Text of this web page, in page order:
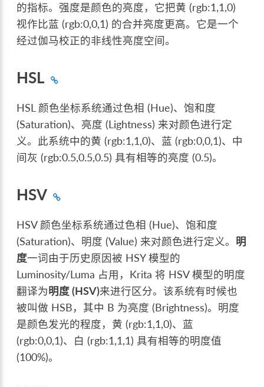
的指标。强度是颜色的亮度，它把黄 (rgb:1,1,0)
视作比蓝 (rgb:0,0,1) 的合并亮度更高。它是一个
经过伽马校正的非线性亮度空间。
HSL
HSL 颜色坐标系统通过色相 (Hue)、饱和度
(Saturation)、亮度 (Lightness) 来对颜色进行定
义。此系统中的黄 (rgb:1,1,0)、蓝 (rgb:0,0,1)、中
间灰 (rgb:0.5,0.5,0.5) 具有相等的亮度 (0.5)。
HSV
HSV 颜色坐标系统通过色相 (Hue)、饱和度
(Saturation)、明度 (Value) 来对颜色进行定义。 明
度一词由于历史原因被 HSY 模型的
Luminosity/Luma 占用，Krita 将 HSV 模型的明度
翻译为明度 (HSV)来进行区分。该系统有时候也
被叫做 HSB，其中 B 为亮度 (Brightness)。明度
是颜色发光的程度，黄 (rgb:1,1,0)、蓝
(rgb:0,0,1)、白 (rgb:1,1,1) 具有相等的明度值
(100%)。